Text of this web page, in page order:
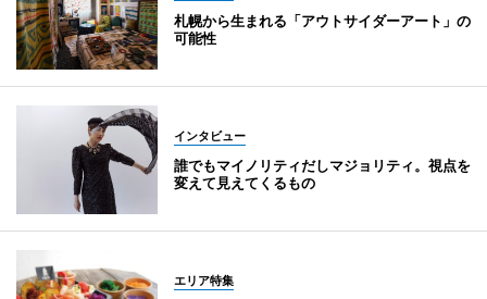
札幌から生まれる「アウトサイダーアート」の
可能性
インタビュー
誰でもマイノリティだしマジョリティ。視点を
変えて見えてくるもの
エリア特集